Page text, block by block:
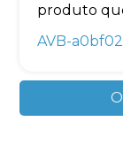
produto
AVB-